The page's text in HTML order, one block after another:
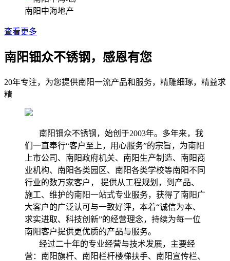
南阳中海地产
查看更多
南阳钿众不锈钢，感恩有您
20年专注，为您提供南阳一流产品和服务，精雕细琢，精益求
精
南阳钿众不锈钢，始创于2003年。多年来，我
们一直奉行“客户至上，用心服务”的宗旨，为南阳
上市公司、南阳政府机关、南阳生产制造、南阳商
业机构、南阳各类园区、南阳各类学校等南阳不同
行业的数万家客户， 提供从工程规划，到产品、
施工、维护的南阳一站式专业服务，获得了南阳广
大客户的广泛认可与一致好评，本着“诚信为本、
求实进取、科技创新”的经营理念，持续为每一位
南阳客户提供更优质的产品与服务。
经过二十年的专业经营与技术发展，主要经
营：南阳旗杆、南阳栏杆楼梯扶手、南阳宣传栏、